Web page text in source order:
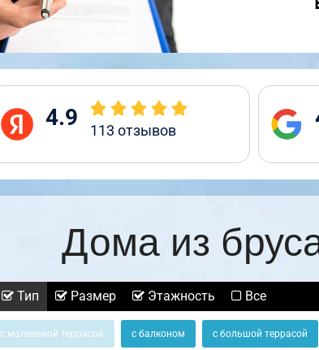
4.9 113 отзывов
Дома из
Тип Размер Этажность Все
с маленькой террасой с балконом с большой террасой